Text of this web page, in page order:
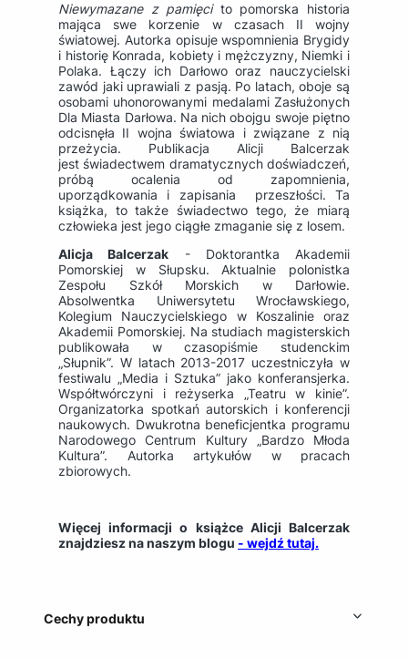
Niewymazane z pamięcito pomorska historia
mająca swe korzenie w czasach II wojny
światowej. Autorka opisuje wspomnienia Brygidy
i historię Konrada, kobiety i mężczyzny, Niemki i
Polaka. Łączy ich Darłowo oraz nauczycielski
zawód jaki uprawiali z pasją. Po latach, oboje są
osobami uhonorowanymi medalami Zasłużonych
Dla Miasta Darłowa. Na nich obojgu swoje piętno
odcisnęła II wojna światowa i związane z nią
przeżycia. Publikacja Alicji Balcerzak
jest świadectwem dramatycznych doświadczeń,
próbą ocalenia od zapomnienia,
uporządkowania i zapisania przeszłości. Ta
książka, to także świadectwo tego, że miarą
człowieka jest jego ciągłe zmaganie się z losem.
Alicja Balcerzak - Doktorantka Akademii
Pomorskiej w Słupsku. Aktualnie polonistka
Zespołu Szkół Morskich w Darłowie.
Absolwentka Uniwersytetu Wrocławskiego,
Kolegium Nauczycielskiego w Koszalinie oraz
Akademii Pomorskiej. Na studiach magisterskich
publikowała w czasopiśmie studenckim
„Słupnik”. W latach 2013-2017 uczestniczyła w
festiwalu „Media i Sztuka” jako konferansjerka.
Współtwórczyni i reżyserka „Teatru w kinie”.
Organizatorka spotkań autorskich i konferencji
naukowych. Dwukrotna beneficjentka programu
Narodowego Centrum Kultury „Bardzo Młoda
Kultura”. Autorka artykułów w pracach
zbiorowych.
Więcej informacji o książce Alicji Balcerzak
znajdziesz na naszym blogu - wejdź tutaj.
Cechy produktu